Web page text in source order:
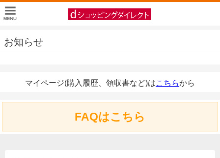
お知らせ
マイページ(購入履歴、領収書など)はこちらから
FAQはこちら